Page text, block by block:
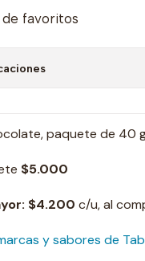
favoritos
paquete de 40
$5.000
$4.200 c/u, al
y sabores de